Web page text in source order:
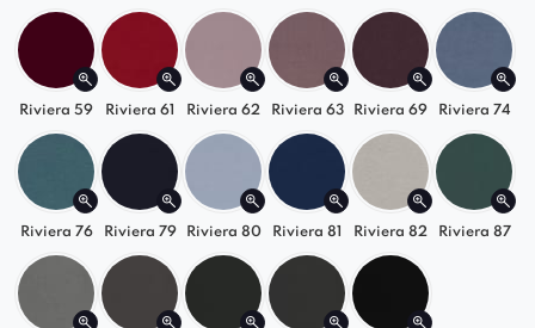
Riviera 59 Riviera 61 Riviera 62 Riviera 63 Riviera 69 Riviera 74
Riviera 76 Riviera 79 Riviera 80 Riviera 81 Riviera 82 Riviera 87